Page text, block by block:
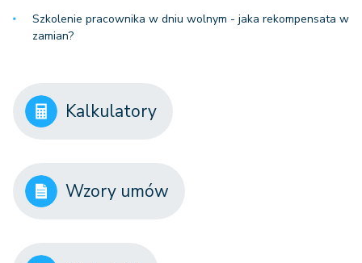
Szkolenie pracownika w dniu wolnym - jaka rekompensata w
zamian?
Kalkulatory
Wzory umów